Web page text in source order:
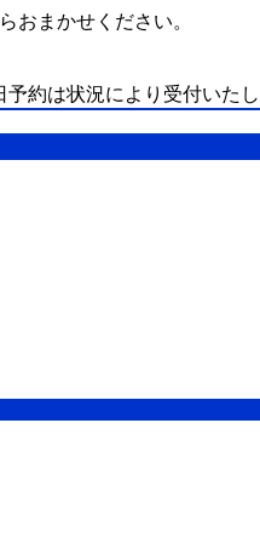
おまかせください。
予約は状況により受付いた